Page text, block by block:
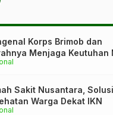
Korps Brimob dan
Menjaga Keutuhan
Sakit Nusantara, Solusi
Warga Dekat IKN